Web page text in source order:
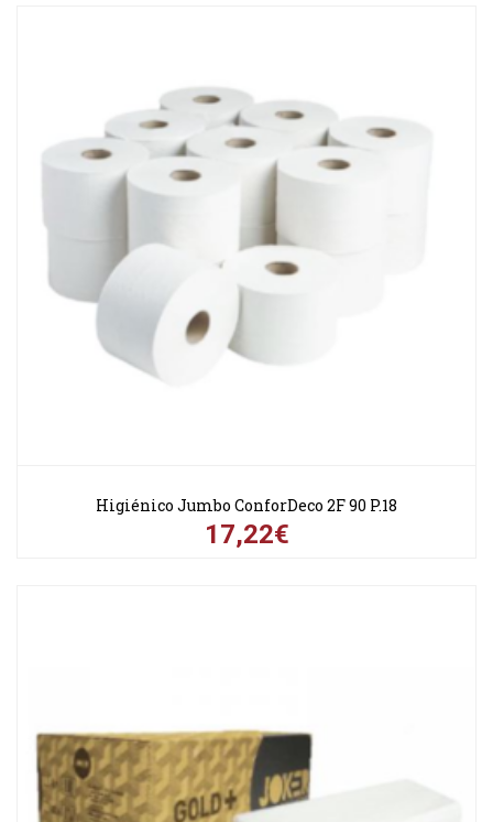
Higiénico Jumbo ConforDeco 2F 90 P.18
17,22€